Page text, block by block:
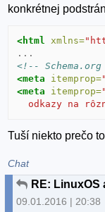
konkrétnej
<html xmlns=
<!--
<meta
itemprop=
<meta
itemprop=
odkazy na
Tuší niekto prečo
Chat
RE: LinuxOS
09.01.2016 | 20:38